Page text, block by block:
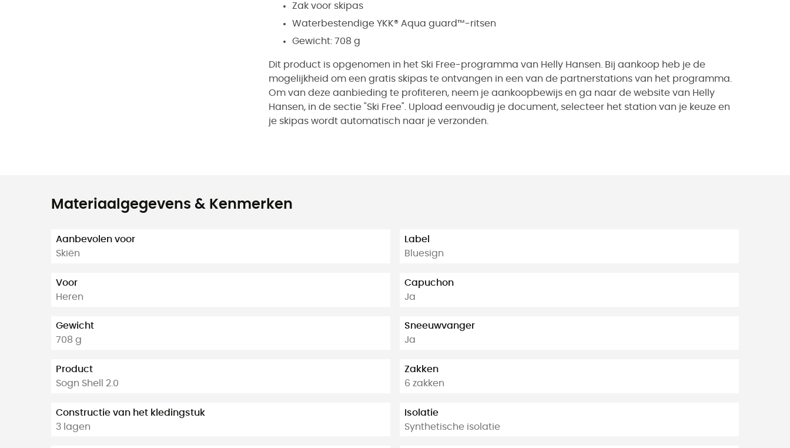
Zak voor skipas
Waterbestendige YKK® Aqua guard™-ritsen
Gewicht: 708 g
Dit product is opgenomen in het Ski Free-programma van Helly Hansen. Bij aankoop heb je de
mogelijkheid om een gratis skipas te ontvangen in een van de partnerstations van het programma.
Om van deze aanbieding te profiteren, neem je aankoopbewijs en ga naar de website van Helly
Hansen, in de sectie "Ski Free". Upload eenvoudig je document, selecteer het station van je keuze en
je skipas wordt automatisch naar je verzonden.
Materiaalgegevens & Kenmerken
Aanbevolen voor
Skiën
Voor
Heren
Gewicht
708 g
Product
Sogn Shell 2.0
Constructie van het kledingstuk
3 lagen
Label
Bluesign
Capuchon
Ja
Sneeuwvanger
Ja
Zakken
6 zakken
Isolatie
Synthetische isolatie